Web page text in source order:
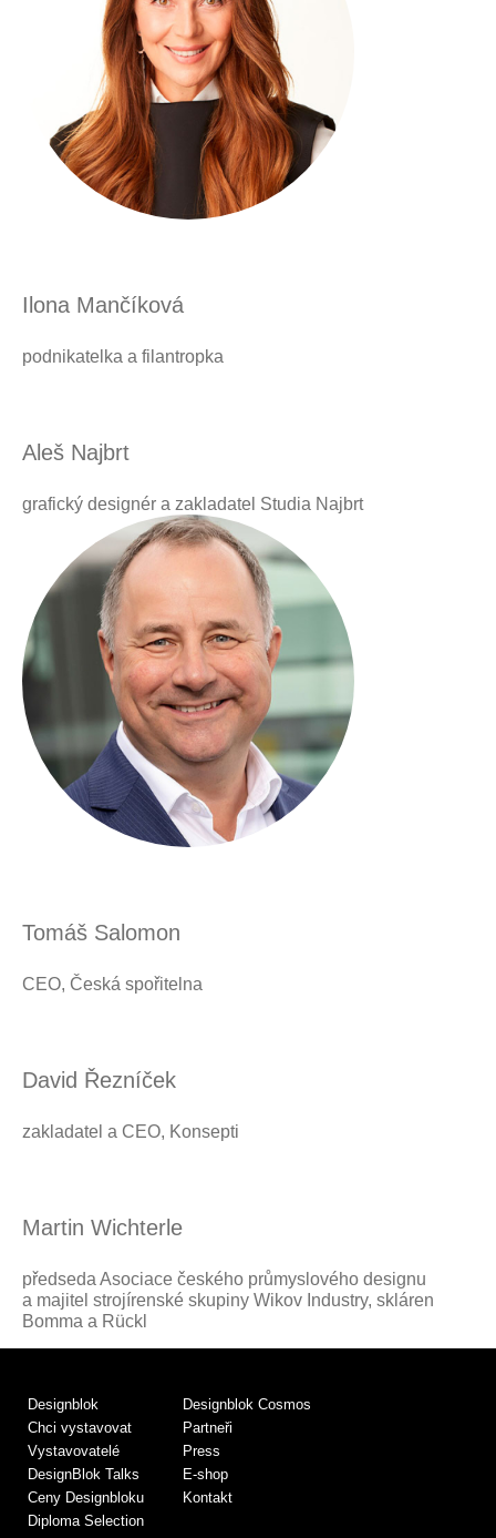
Ilona Mančíková
podnikatelka a filantropka
Aleš Najbrt
grafický designér a zakladatel Studia Najbrt
Tomáš Salomon
CEO, Česká spořitelna
David Řezníček
zakladatel a CEO, Konsepti
Martin Wichterle
předseda Asociace českého průmyslového designu
a majitel strojírenské skupiny Wikov Industry, skláren
Bomma a Rückl
Designblok
Chci vystavovat
Vystavovatelé
DesignBlok Talks
Ceny Designbloku
Diploma Selection
Designblok Cosmos
Partneři
Press
E-shop
Kontakt